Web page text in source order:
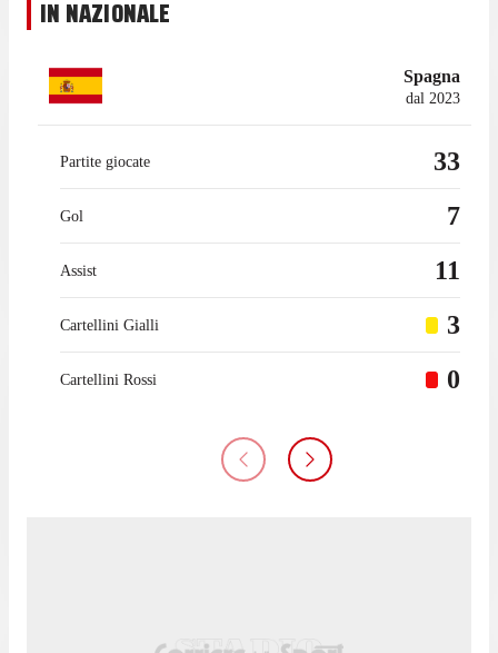
IN NAZIONALE
Spagna
dal 2023
Partite giocate 33
Gol 7
Assist 11
Cartellini Gialli 3
Cartellini Rossi 0